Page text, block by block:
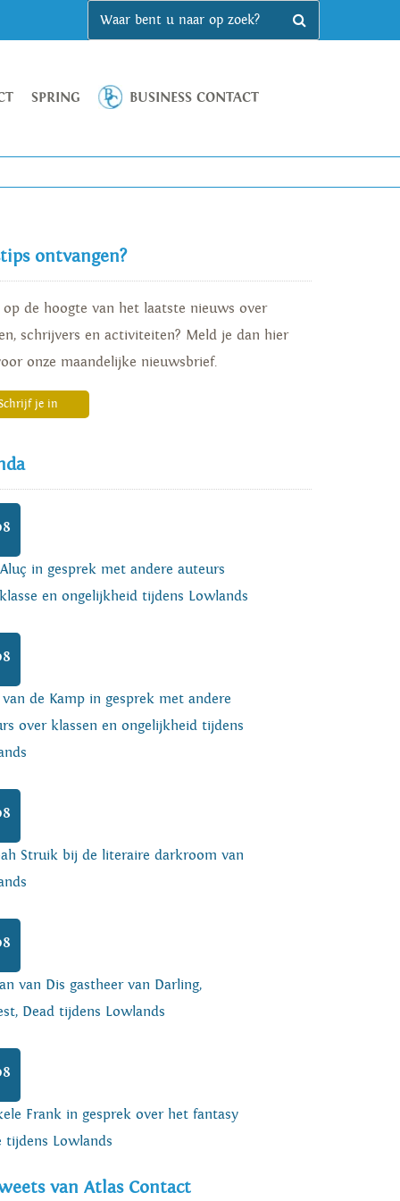
SPRING BUSINESS CONTACT
ontvangen?
de hoogte van het laatste nieuws over
schrijvers en activiteiten? Meld je dan hier
onze maandelijke nieuwsbrief.
je in
in gesprek met andere auteurs
en ongelijkheid tijdens Lowlands
de Kamp in gesprek met andere
over klassen en ongelijkheid tijdens
Struik bij de literaire darkroom van
van Dis gastheer van Darling,
Dead tijdens Lowlands
Frank in gesprek over het fantasy
tijdens Lowlands
van Atlas Contact